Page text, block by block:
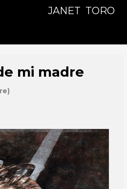
JANET TORO
mi madre